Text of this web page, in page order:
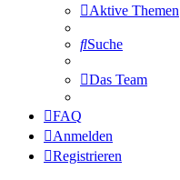
Aktive Themen
Suche
Das Team
FAQ
Anmelden
Registrieren